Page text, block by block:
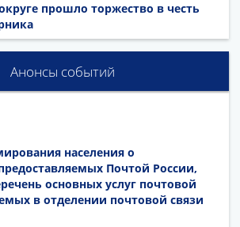
прошло торжество в честь
Анонсы событий
населения о
Почтой России,
основных услуг почтовой
в отделении почтовой связи